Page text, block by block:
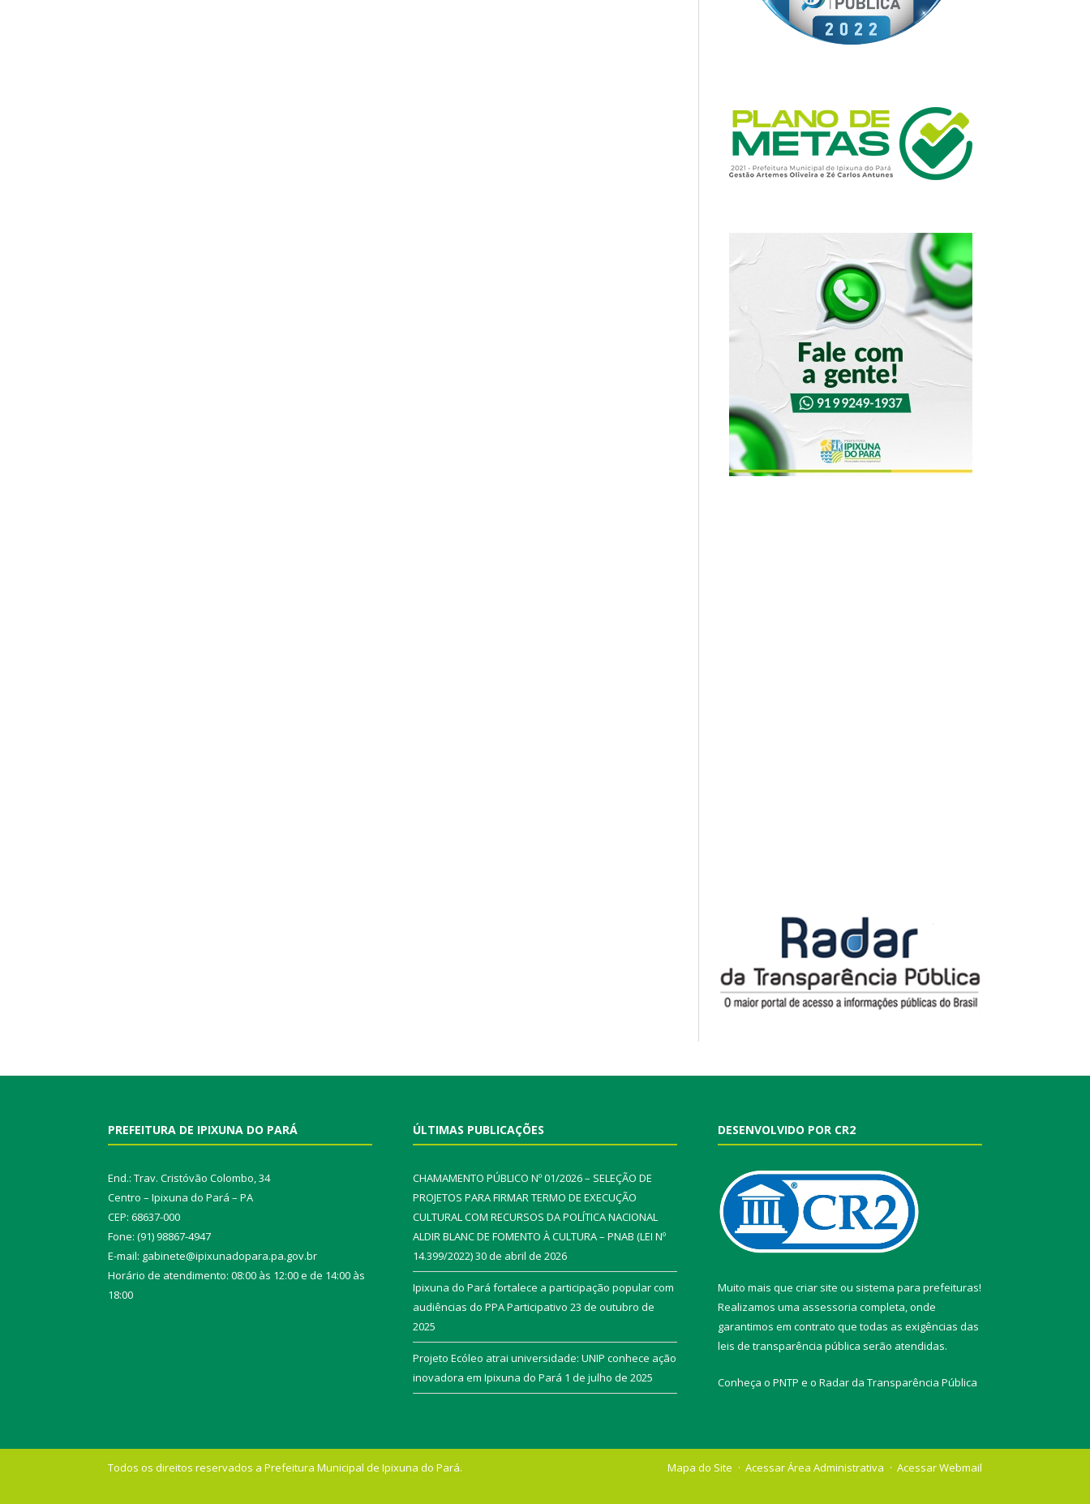
PREFEITURA DE IPIXUNA DO PARÁ
End.: Trav. Cristóvão Colombo, 34
Centro – Ipixuna do Pará – PA
CEP: 68637-000
Fone: (91) 98867-4947
E-mail: gabinete@ipixunadopara.pa.gov.br
Horário de atendimento: 08:00 às 12:00 e de 14:00 às
18:00
ÚLTIMAS PUBLICAÇÕES
CHAMAMENTO PÚBLICO Nº 01/2026 – SELEÇÃO DE
PROJETOS PARA FIRMAR TERMO DE EXECUÇÃO
CULTURAL COM RECURSOS DA POLÍTICA NACIONAL
ALDIR BLANC DE FOMENTO À CULTURA – PNAB (LEI Nº
14.399/2022)30 de abril de 2026
Ipixuna do Pará fortalece a participação popular com
audiências do PPA Participativo 23 de outubro de
2025
Projeto Ecóleo atrai universidade: UNIP conhece ação
inovadora em Ipixuna do Pará 1 de julho de 2025
DESENVOLVIDO POR CR2
Muito mais que criar site ou sistema para prefeituras!
Realizamos uma assessoria completa, onde
garantimos em contrato que todas as exigências das
leis de transparência pública serão atendidas.
Conheça o PNTP e o Radar da Transparência Pública
Todos os direitos reservados a Prefeitura Municipal de Ipixuna do Pará. Mapa do Site Acessar Área Administrativa Acessar Webmail